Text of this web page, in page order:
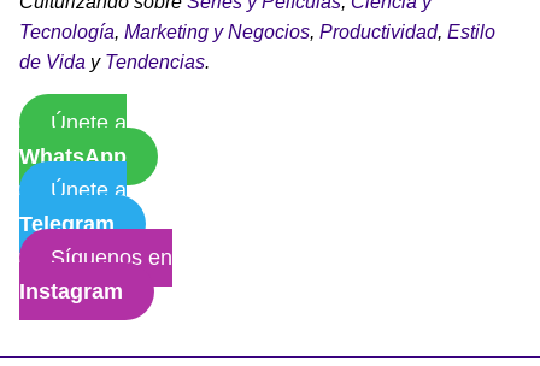
Tecnología, Marketing y Negocios, Productividad, Estilo
de Vida y Tendencias.
Únete a
WhatsApp
Únete a
Telegram
Síguenos en
Instagram